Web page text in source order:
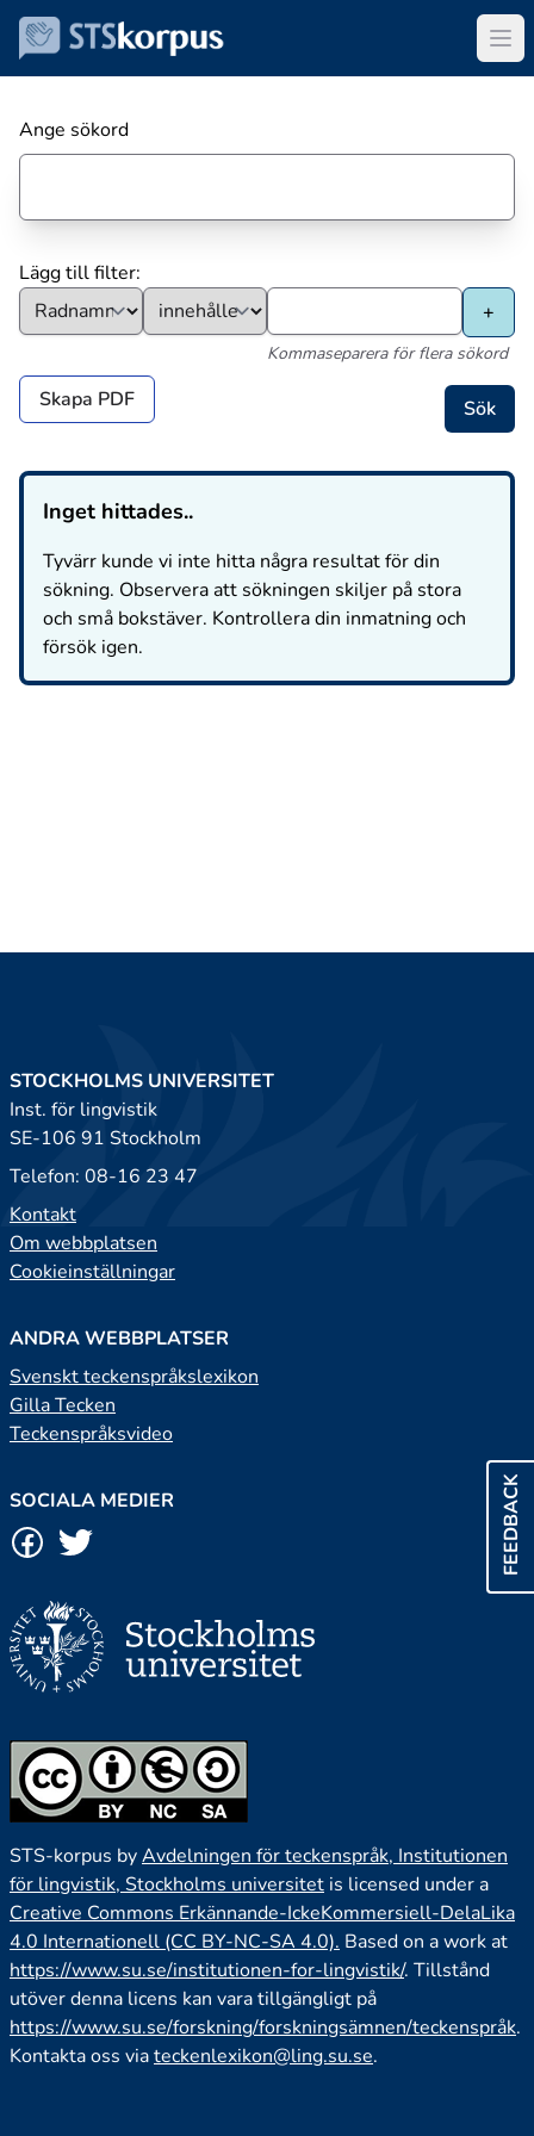
Ange sökord
Lägg till filter:
Kommaseparera för flera sökord
Skapa PDF
Inget hittades..
Tyvärr kunde vi inte hitta några resultat för din
sökning. Observera att sökningen skiljer på stora
och små bokstäver. Kontrollera din inmatning och
försök igen.
FEEDBACK
STOCKHOLMS UNIVERSITET
Inst. för lingvistik
SE-106 91 Stockholm
Telefon: 08-16 23 47
Kontakt
Om webbplatsen
Cookieinställningar
ANDRA WEBBPLATSER
Svenskt teckenspråkslexikon
Gilla Tecken
Teckenspråksvideo
SOCIALA MEDIER
STS-korpus byAvdelningen för teckenspråk, Institutionen
för lingvistik, Stockholms universitet is licensed under a
Creative Commons Erkännande-IckeKommersiell-DelaLika
4.0 Internationell (CC BY-NC-SA 4.0). Based on a work at
https://www.su.se/institutionen-for-lingvistik/. Tillstånd
utöver denna licens kan vara tillgängligt på
https://www.su.se/forskning/forskningsämnen/teckenspråk.
Kontakta oss viateckenlexikon@ling.su.se.